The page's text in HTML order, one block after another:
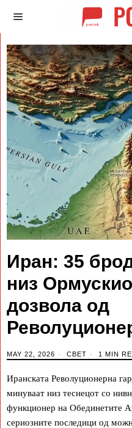
Иран: 35
низ
дозвола од
MAY 22, 2026 СВЕТ 1 MIN
Иранската Револуционерна
минуваат низ теснецот со
функционер на Обединетите
сериозните последици од